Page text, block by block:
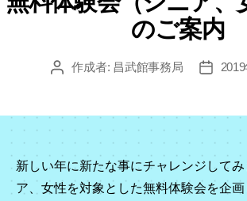
洲
会
昌
空
手
道
ク
ラ
リ
ー
のご案内
投
作成者: 昌武館事務局
投
新しい年に新たな事にチャレンジして
ア、女性を対象とした無料体験会を企